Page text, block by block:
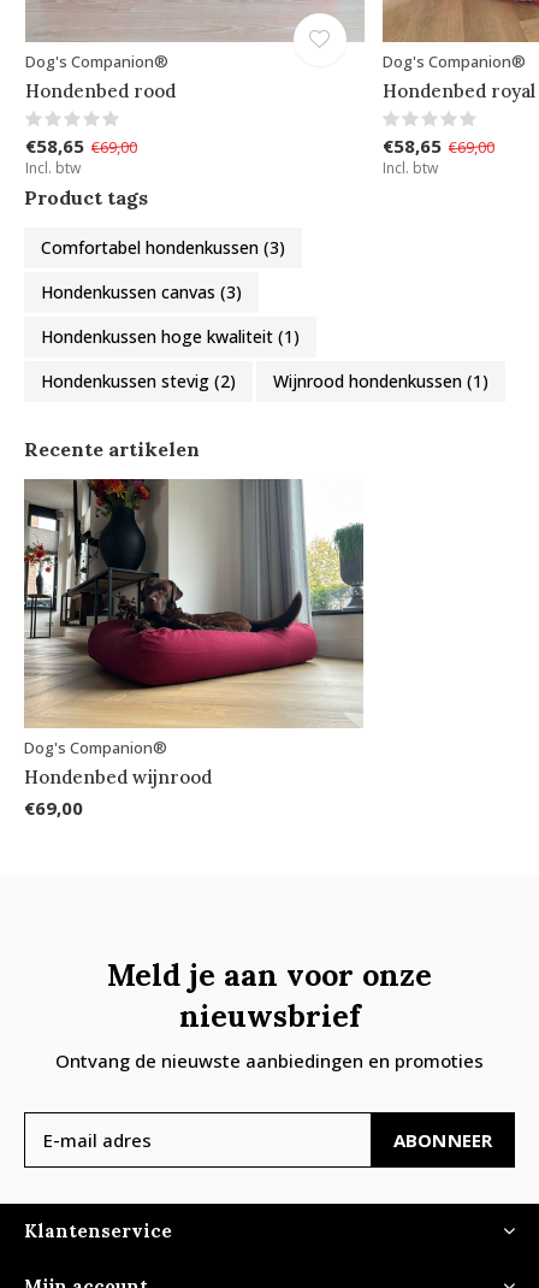
Dog's Companion®
Hondenbed rood
€58,65 €69,00
Incl. btw
Dog's Companion®
Hondenbed
€58,65 €69,00
Incl. btw
Product tags
Comfortabel hondenkussen (3)
Hondenkussen canvas (3)
Hondenkussen hoge kwaliteit (1)
Hondenkussen stevig (2) Wijnrood hondenkussen (1)
Recente artikelen
Dog's Companion®
Hondenbed wijnrood
€69,00
Meld je aan voor onze
nieuwsbrief
Ontvang de nieuwste aanbiedingen en promoties
ABONNEER
Klantenservice